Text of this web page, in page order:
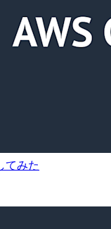
てみた